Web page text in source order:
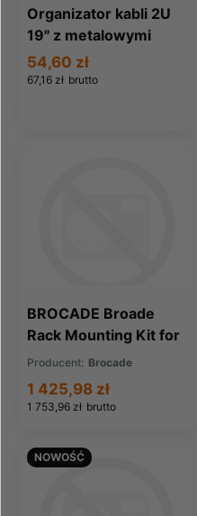
Organizator kabli 2U
19" z metalowymi
uszami
67,16 zł brutto
54,60 zł
BROCADE Broade
Rack Mounting Kit for
6505 6510 6520 (42-
Producent: Brocade
1 753,96 zł brutto
1 425,98 zł
NOWOŚĆ